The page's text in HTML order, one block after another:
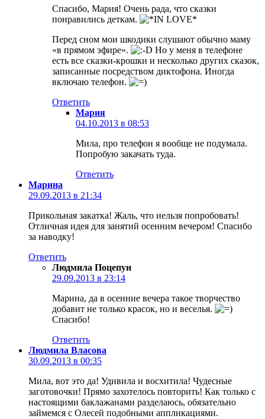
Спасибо, Мария! Очень рада, что сказки
понравились деткам.
Перед сном мои шкодики слушают обычно маму
«в прямом эфире».
Но у меня в телефоне
есть все сказки-крошки и несколько других сказок,
записанные посредством диктофона. Иногда
включаю телефон.
Ответить
Мария
04.10.2013 в 08:53
Мила, про телефон я вообще не подумала.
Попробую закачать туда.
Ответить
Марина
29.09.2013 в 21:34
Прикольная закатка! Жаль, что нельзя попробовать!
Отличная идея для занятий осенним вечером! Спасибо
за наводку!
Ответить
Людмила Поцепун
29.09.2013 в 23:14
Марина, да в осенние вечера такое творчество
добавит не только красок, но и веселья.
Спасибо!
Ответить
Людмила Власова
30.09.2013 в 00:35
Мила, вот это да! Удивила и восхитила! Чудесные
заготовочки! Прямо захотелось повторить! Как только с
настоящими баклажанами разделаюсь, обязательно
займемся с Олесей подобными аппликациями.